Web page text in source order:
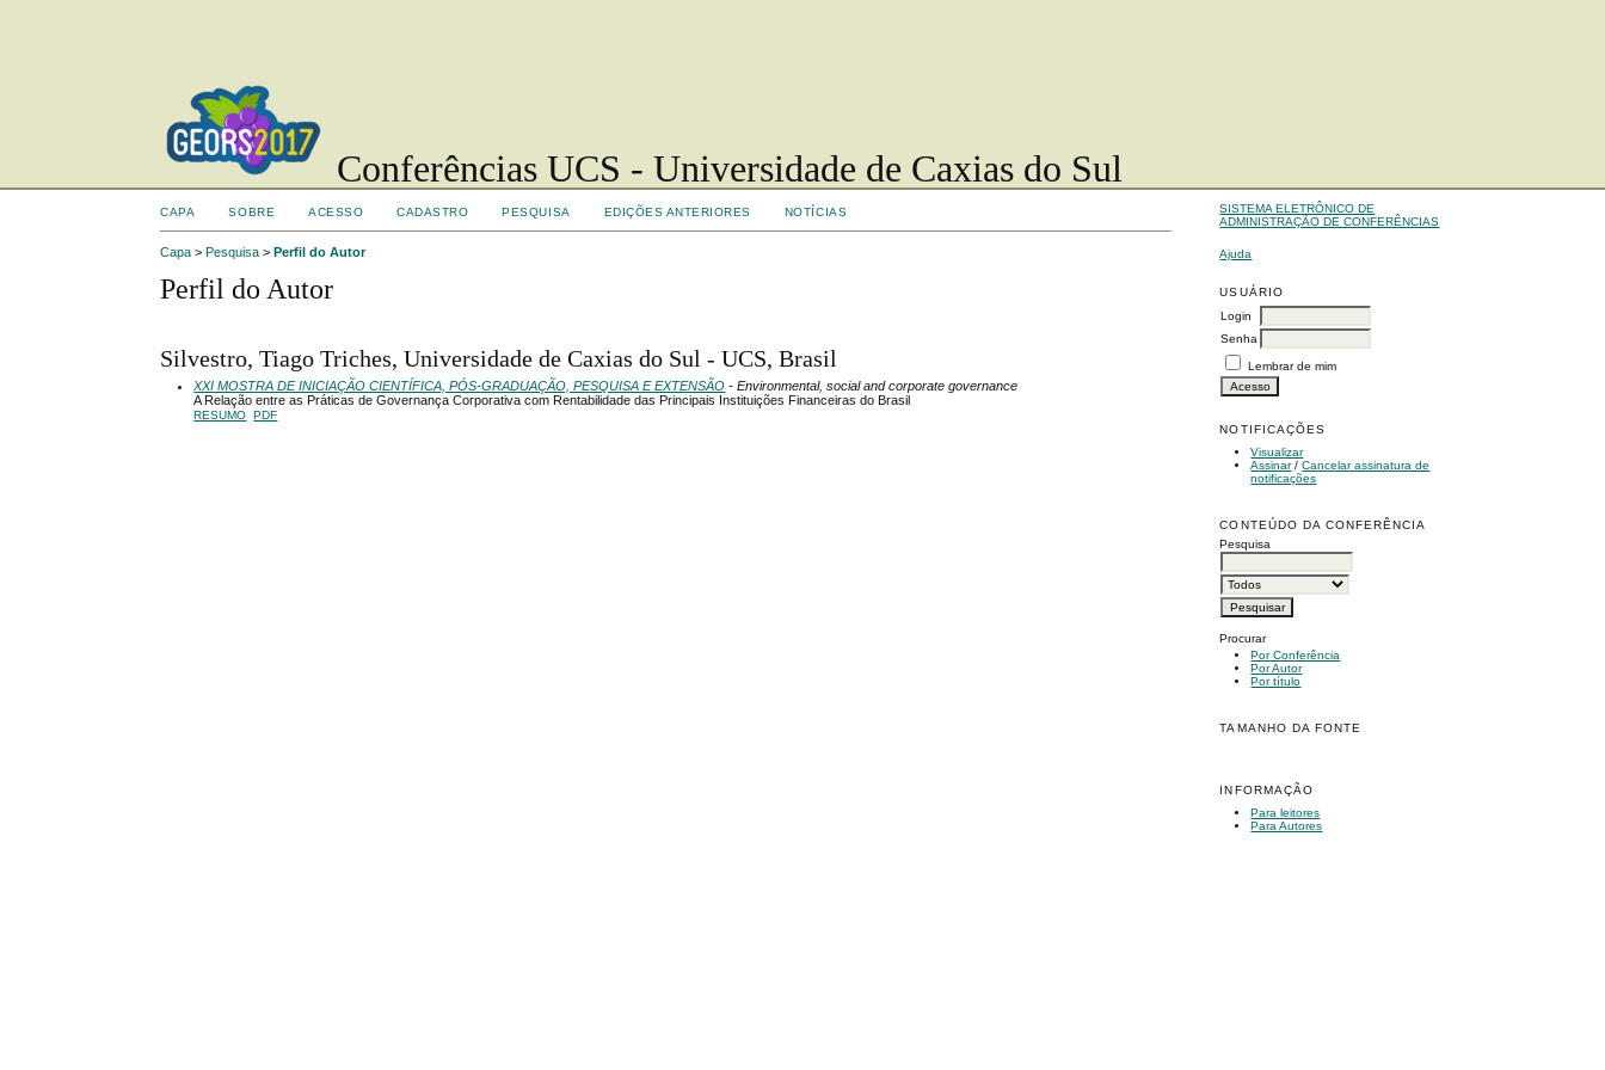
Conferências UCS - Universidade de Caxias do Sul
SISTEMA ELETRÔNICO DE
ADMINISTRAÇÃO DE CONFERÊNCIAS
Ajuda
USUÁRIO
Login
Senha
Lembrar de mim
NOTIFICAÇÕES
Visualizar
Assinar/Cancelar assinatura de
notificações
CONTEÚDO DA CONFERÊNCIA
Pesquisa
Procurar
Por Conferência
Por Autor
Por título
TAMANHO DA FONTE
INFORMAÇÃO
Para leitores
Para Autores
CAPA SOBRE ACESSO CADASTRO PESQUISA EDIÇÕES ANTERIORES NOTÍCIAS
Capa >Pesquisa >Perfil do Autor
Perfil do Autor
Silvestro, Tiago Triches, Universidade de Caxias do Sul - UCS, Brasil
XXI MOSTRA DE INICIAÇÃO CIENTÍFICA, PÓS-GRADUAÇÃO, PESQUISA E EXTENSÃO - Environmental, social and corporate governance
A Relação entre as Práticas de Governança Corporativa com Rentabilidade das Principais Instituições Financeiras do Brasil
RESUMO PDF